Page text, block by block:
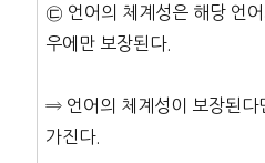
㉢ 언어의 체계성은 해당 언
우에만 보장된다.
⇒ 언어의 체계성이 보장된다
가진다.